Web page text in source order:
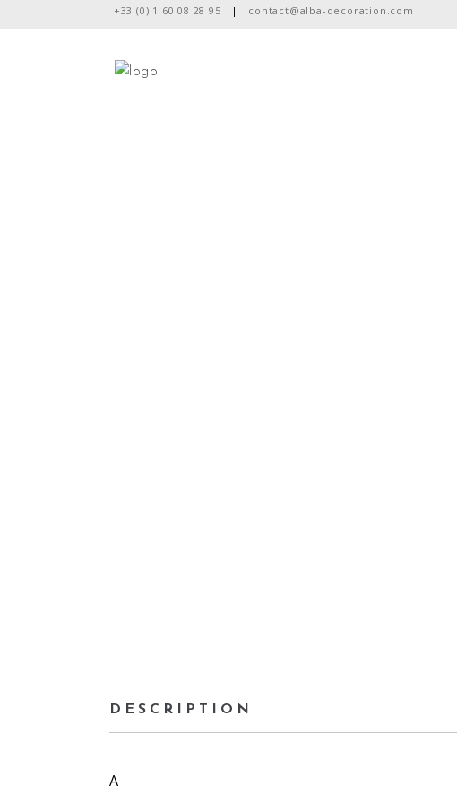
+33 (0) 1 60 08 28 95 | contact@alba-decoration.com
DESCRIPTION
A